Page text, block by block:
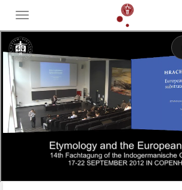
Toggle
menu